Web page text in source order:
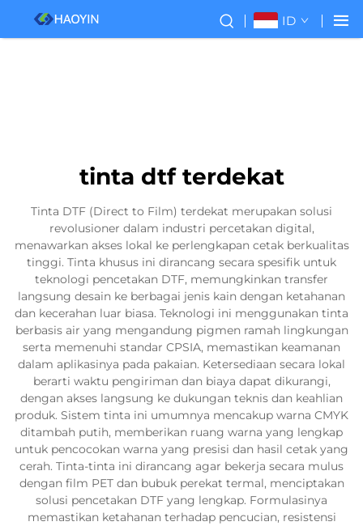
ID
tinta dtf terdekat
Tinta DTF (Direct to Film) terdekat merupakan solusi
revolusioner dalam industri percetakan digital,
menawarkan akses lokal ke perlengkapan cetak berkualitas
tinggi. Tinta khusus ini dirancang secara spesifik untuk
teknologi pencetakan DTF, memungkinkan transfer
langsung desain ke berbagai jenis kain dengan ketahanan
dan kecerahan luar biasa. Teknologi ini menggunakan tinta
berbasis air yang mengandung pigmen ramah lingkungan
serta memenuhi standar CPSIA, memastikan keamanan
dalam aplikasinya pada pakaian. Ketersediaan secara lokal
berarti waktu pengiriman dan biaya dapat dikurangi,
dengan akses langsung ke dukungan teknis dan keahlian
produk. Sistem tinta ini umumnya mencakup warna CMYK
ditambah putih, memberikan ruang warna yang lengkap
untuk pencocokan warna yang presisi dan hasil cetak yang
cerah. Tinta-tinta ini dirancang agar bekerja secara mulus
dengan film PET dan bubuk perekat termal, menciptakan
solusi pencetakan DTF yang lengkap. Formulasinya
memastikan ketahanan terhadap pencucian, resistensi